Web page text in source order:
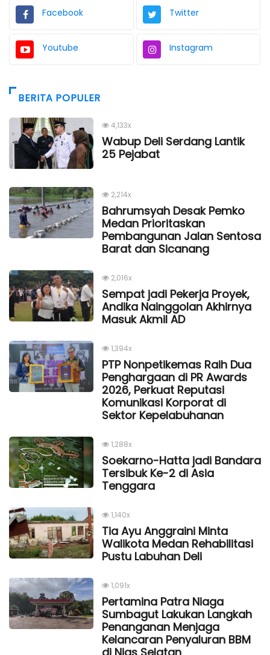
Facebook Twitter
Youtube Instagram
BERITA POPULER
4,133x
Wabup Deli Serdang Lantik
25 Pejabat
2,214x
Bahrumsyah Desak Pemko
Medan Prioritaskan
Pembangunan Jalan Sentosa
Barat dan Sicanang
2,016x
Sempat jadi Pekerja Proyek,
Andika Nainggolan Akhirnya
Masuk Akmil AD
1,394x
PTP Nonpetikemas Raih Dua
Penghargaan di PR Awards
2026, Perkuat Reputasi
Komunikasi Korporat di
Sektor Kepelabuhanan
1,288x
Soekarno-Hatta jadi Bandara
Tersibuk Ke-2 di Asia
Tenggara
1,140x
Tia Ayu Anggraini Minta
Walikota Medan Rehabilitasi
Pustu Labuhan Deli
1,091x
Pertamina Patra Niaga
Sumbagut Lakukan Langkah
Penanganan Menjaga
Kelancaran Penyaluran BBM